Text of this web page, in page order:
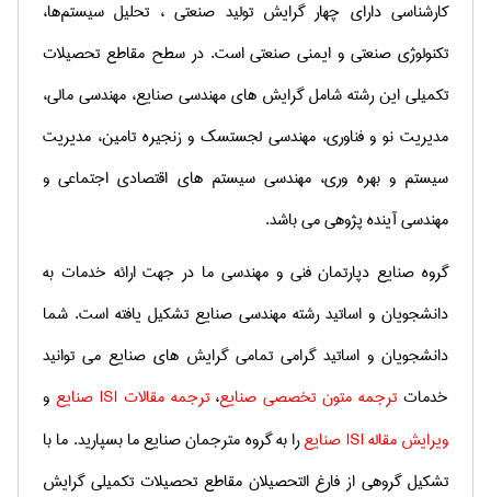
کارشناسی‌ دارای‌ چهار گرایش‌ تولید صنعتی‌ ، تحلیل‌ سیستم‌ها،
تکنولوژی‌ صنعتی‌ و ایمنی‌ صنعتی‌ است‌. در سطح مقاطع تحصیلات
تكمیلی این رشته شامل گرایش های مهندسی صنایع، مهندسی مالی،
مدیریت نو و فناوری، مهندسی لجستسك و زنجیره تامین، مدیریت
سیستم و بهره وری، مهندسی سیستم های اقتصادی اجتماعی و
مهندسی آینده پژوهی می باشد.
گروه صنایع دپارتمان فنی و مهندسی ما در جهت ارائه خدمات به
دانشجویان و اساتید رشته مهندسی صنایع تشكیل یافته است. شما
دانشجویان و اساتید گرامی تمامی گرایش های صنایع می توانید
خدمات ترجمه متون تخصصی صنایع،ترجمه مقالاتISI صنایع و
ویرایش مقالهISIصنایعرا به گروه مترجمان صنایع ما بسپارید. ما با
تشكیل گروهی از فارغ التحصیلان مقاطع تحصیلات تكمیلی گرایش